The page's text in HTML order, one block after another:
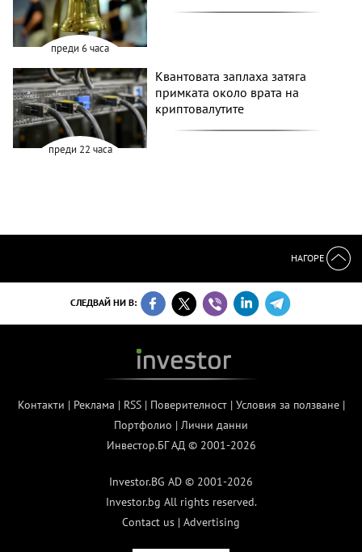
преди 6 часа
преди 22 часа
Квантовата заплаха затяга
примката около врата на
криптовалутите
НАГОРЕ
СЛЕДВАЙ НИ В:
Контакти | Реклама | RSS| Поверителност| Условия за ползване|
Портфолио | Лични данни
Инвестор.БГ АД © 2001-2026
Investor.BG AD © 2001-2026
Investor.bg All rights reserved.
Contact us | Advertising